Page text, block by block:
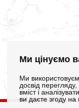
Ми цінуємо
Ми
досвід
вміст і
ви даєте згоду